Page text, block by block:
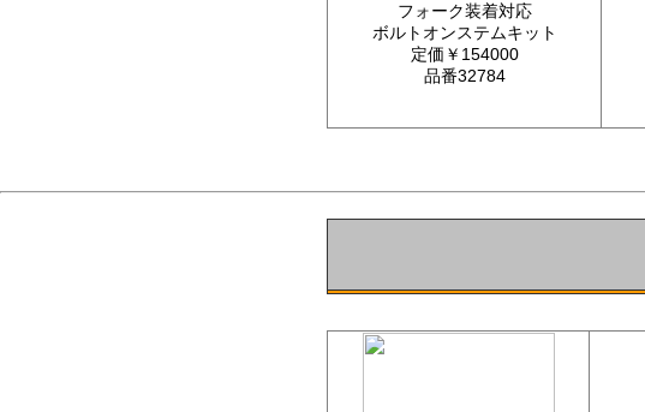
フォーク装着対応
ボルトオンステムキット
定価￥154000
品番32784